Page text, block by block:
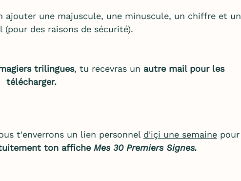
ajouter une majuscule, une minuscule, un chiffre et un
(pour des raisons de sécurité).
trilingues, tu recevras un autre mail pour les
télécharger.
t'enverrons un lien personnel d'içi une semainepour
ton affiche Mes 30 Premiers Signes.